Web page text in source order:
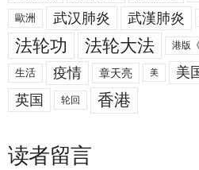
歐洲 武汉肺炎 武漢肺炎
法轮功 法轮大法 港版
生活 疫情 章天亮 美 美
英国 轮回 香港
读者留言